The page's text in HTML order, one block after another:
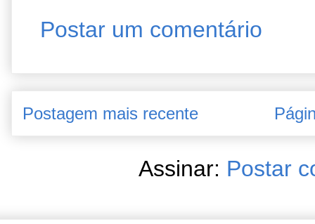
Postar um comentário
Postagem mais recente
Assinar: Postar